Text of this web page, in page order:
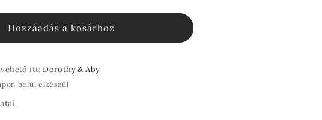
Hozzáadás a kosárhoz
itt:Dorothy & Aby
belül elkészül